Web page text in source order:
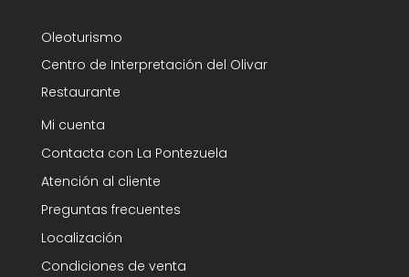
Oleoturismo
Centro de Interpretación del Olivar
Restaurante
Mi cuenta
Contacta con La Pontezuela
Atención al cliente
Preguntas frecuentes
Localización
Condiciones de venta